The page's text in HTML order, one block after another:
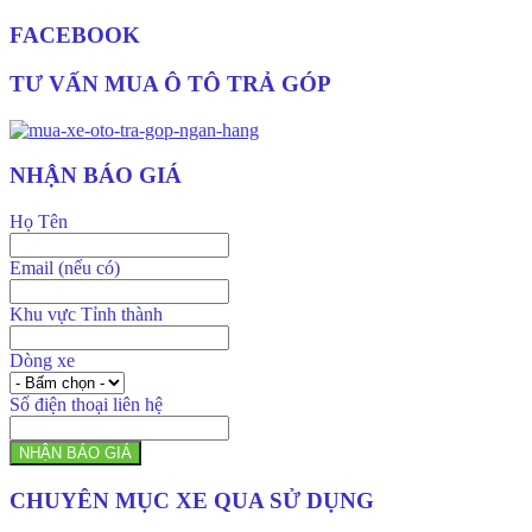
FACEBOOK
TƯ VẤN MUA Ô TÔ TRẢ GÓP
NHẬN BÁO GIÁ
Họ Tên
Email (nếu có)
Khu vực Tỉnh thành
Dòng xe
Số điện thoại liên hệ
NHẬN BÁO GIÁ
CHUYÊN MỤC XE QUA SỬ DỤNG